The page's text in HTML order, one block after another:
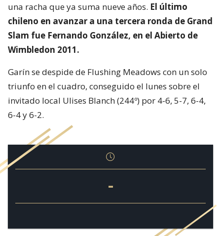
una racha que ya suma nueve años. El último
chileno en avanzar a una tercera ronda de Grand
Slam fue Fernando González, en el Abierto de
Wimbledon 2011.
Garín se despide de Flushing Meadows con un solo
triunfo en el cuadro, conseguido el lunes sobre el
invitado local Ulises Blanch (244º) por 4-6, 5-7, 6-4,
6-4 y 6-2.
-